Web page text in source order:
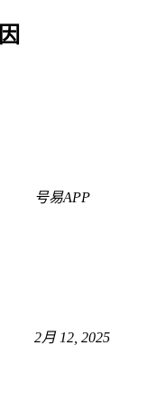
号易APP
2月 12, 2025